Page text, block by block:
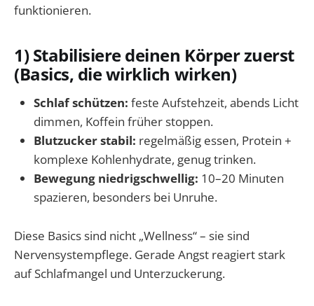
funktionieren.
1) Stabilisiere deinen Körper zuerst
(Basics, die wirklich wirken)
Schlaf schützen: feste Aufstehzeit, abends Licht
dimmen, Koffein früher stoppen.
Blutzucker stabil: regelmäßig essen, Protein +
komplexe Kohlenhydrate, genug trinken.
Bewegung niedrigschwellig: 10–20 Minuten
spazieren, besonders bei Unruhe.
Diese Basics sind nicht „Wellness“ – sie sind
Nervensystempflege. Gerade Angst reagiert stark
auf Schlafmangel und Unterzuckerung.